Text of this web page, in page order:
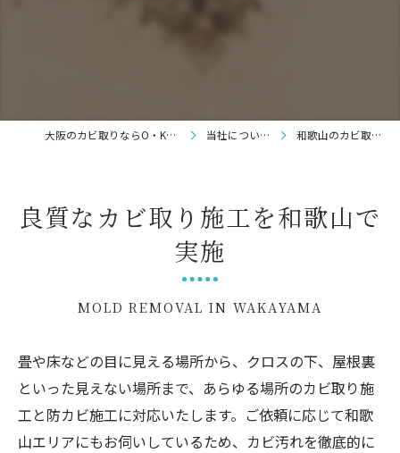
大阪のカビ取りならO・K・I 当社について 和歌山のカビ取り
良質なカビ取り施工を和歌山で
実施
MOLD REMOVAL IN WAKAYAMA
畳や床などの目に見える場所から、クロスの下、屋根裏
といった見えない場所まで、あらゆる場所のカビ取り施
工と防カビ施工に対応いたします。ご依頼に応じて和歌
山エリアにもお伺いしているため、カビ汚れを徹底的に